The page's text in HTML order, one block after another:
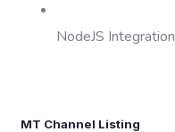
NodeJS Integration
MT Channel Listing